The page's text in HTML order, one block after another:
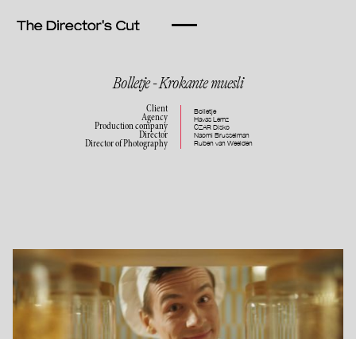
Bolletje - Krokante muesli
Client
Agency
Production company
Director
Director of Photography
Bolletje
Havas Lemz
CZAR Disko
Naomi Brusselman
Ruben van Weelden